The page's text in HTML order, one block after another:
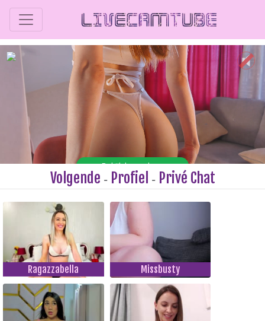
Volgende - Profiel - Privé Chat
Ragazzabella Missbusty